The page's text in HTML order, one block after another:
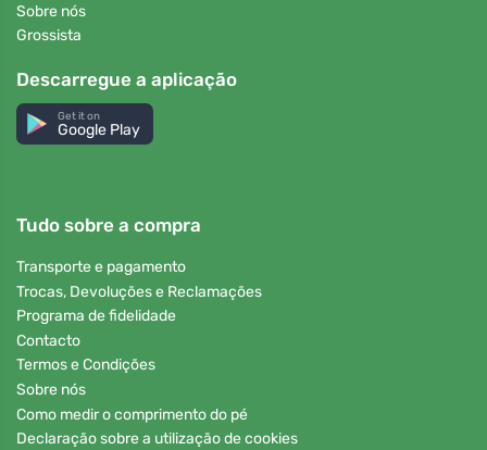
Sobre nós
Grossista
Descarregue a aplicação
Get it on
Google Play
Tudo sobre a compra
Transporte e pagamento
Trocas, Devoluções e Reclamações
Programa de fidelidade
Contacto
Termos e Condições
Sobre nós
Como medir o comprimento do pé
Declaração sobre a utilização de cookies